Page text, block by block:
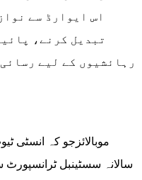
اس ایوارڈ سے
تبدیل کرنے،
رہائشیوں کے لیے
موبالائزجو کہ انسٹی
سالانہ سسٹینبل